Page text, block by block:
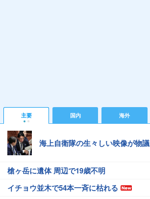
主要 国内 海外
海上自衛隊の生々しい映像が物議
槍ヶ岳に遺体 周辺で19歳不明
イチョウ並木で54本一斉に枯れる